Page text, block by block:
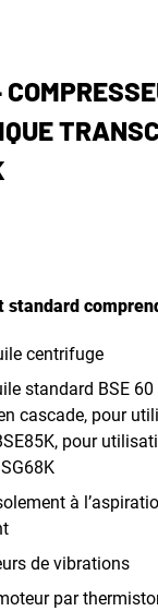
standard
centrifuge
standard BSE
cascade, pour
pour
à
de vibrations
par